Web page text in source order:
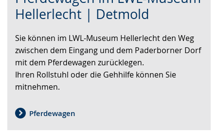
Hellerlecht | Detmold
Sprache
wechseln.
Unterstützung.
in
Deutscher
Gebärdensprache
wird
angezeigt.
Sie können im LWL-Museum Hellerlecht den Weg
zwischen dem Eingang und dem Paderborner Dorf
mit dem Pferdewagen zurücklegen.
Ihren Rollstuhl oder die Gehhilfe können Sie
mitnehmen.
Pferdewagen